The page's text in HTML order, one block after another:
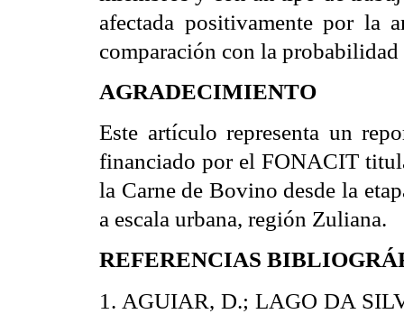
afectada positivamente por la
comparación con la
AGRADECIMIENTO
Este artículo representa un
financiado por el FONACIT
la Carne de Bovino desde la
a escala urbana, región Zuliana.
REFERENCIAS
1. AGUIAR, D.; LAGO DA